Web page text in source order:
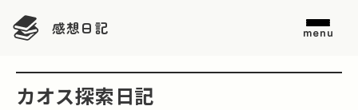
感想日記 menu
カオス探索日記